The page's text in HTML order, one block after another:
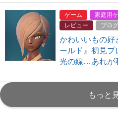
ゲーム 家庭用
レビュー
ブログ
かわいいもの好
ールド』初見プ
光の線…あれが
もっと